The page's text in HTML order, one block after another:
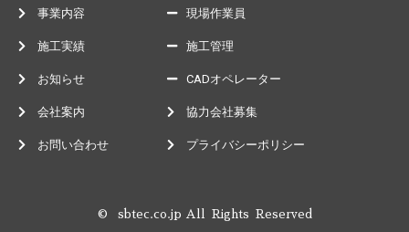
事業内容
施工実績
お知らせ
会社案内
お問い合わせ
現場作業員
施工管理
CADオペレーター
協力会社募集
プライバシーポリシー
© sbtec.co.jp All Rights Reserved